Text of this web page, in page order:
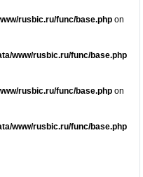
rusbic.ru/func/base.php on
www/rusbic.ru/func/base.php
rusbic.ru/func/base.php on
www/rusbic.ru/func/base.php